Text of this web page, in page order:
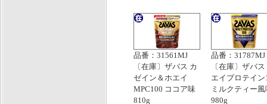
品番：31561MJ
〔在庫〕ザバス カ
ゼイン＆ホエイ
MPC100 ココア味
810g
品番：31787MJ
〔在庫〕ザバ
エイプロテイン
ミルクティー風
980g